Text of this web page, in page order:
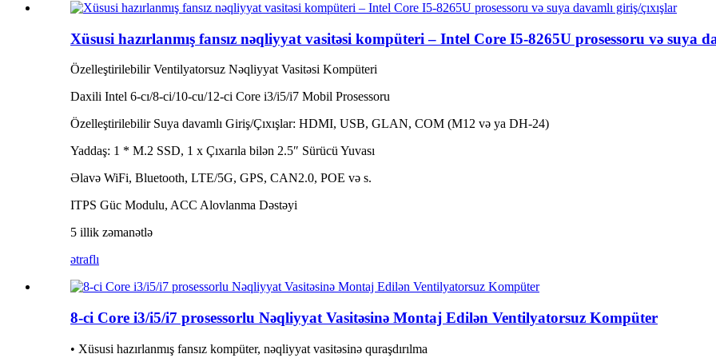
Xüsusi hazırlanmış fansız nəqliyyat vasitəsi kompüteri – Intel Core I5-8265U prosessoru və suya
Özelleştirilebilir Ventilyatorsuz Nəqliyyat Vasitəsi Kompüteri
Daxili Intel 6-cı/8-ci/10-cu/12-ci Core i3/i5/i7 Mobil Prosessoru
Özelleştirilebilir Suya davamlı Giriş/Çıxışlar: HDMI, USB, GLAN, COM (M12 və ya DH-24)
Yaddaş: 1 * M.2 SSD, 1 x Çıxarıla bilən 2.5″ Sürücü Yuvası
Əlavə WiFi, Bluetooth, LTE/5G, GPS, CAN2.0, POE və s.
ITPS Güc Modulu, ACC Alovlanma Dəstəyi
5 illik zəmanətlə
ətraflı
8-ci Core i3/i5/i7 prosessorlu Nəqliyyat Vasitəsinə Montaj Edilən Ventilyatorsuz Kompüter
• Xüsusi hazırlanmış fansız kompüter, nəqliyyat vasitəsinə quraşdırılma